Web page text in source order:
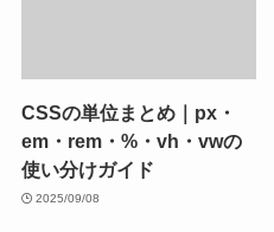
CSSの単位まとめ｜px・
em・rem・%・vh・vwの
使い分けガイド
2025/09/08